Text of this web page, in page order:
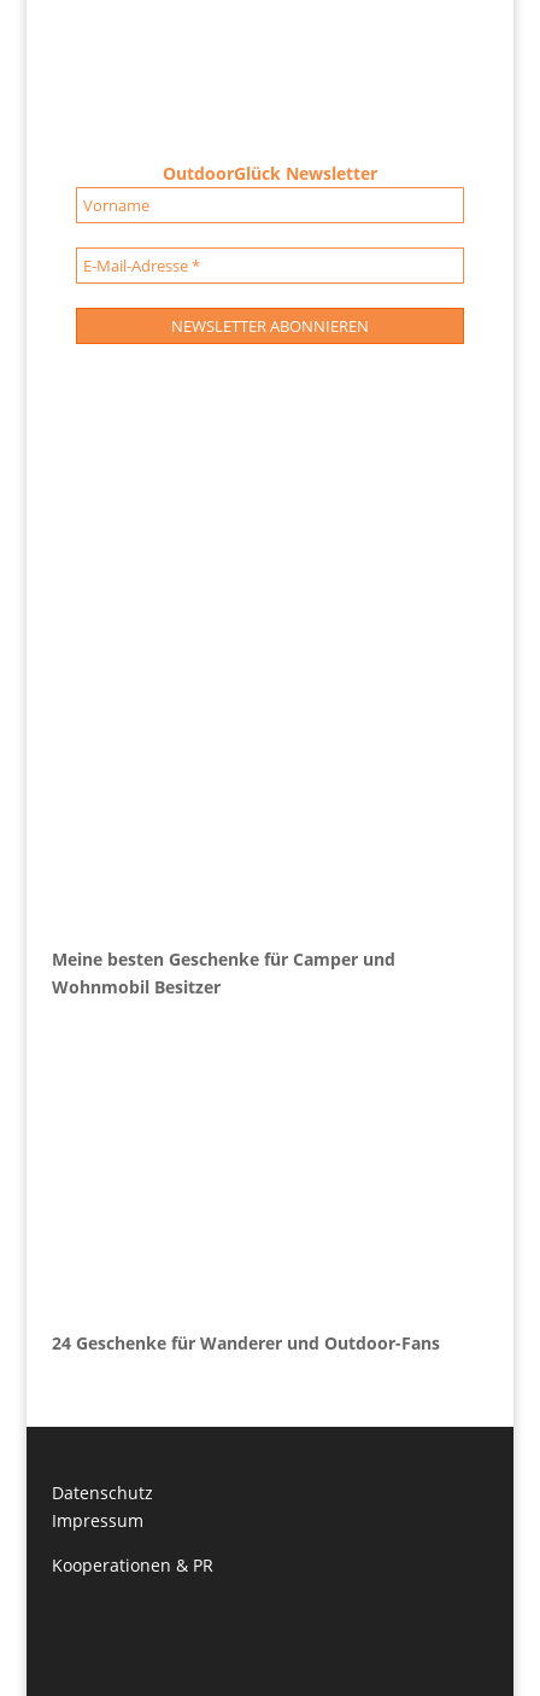
OutdoorGlück Newsletter
Meine besten Geschenke für Camper und
Wohnmobil Besitzer
24 Geschenke für Wanderer und Outdoor-Fans
Datenschutz
Impressum
Kooperationen & PR